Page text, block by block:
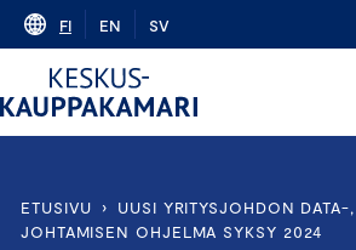
Skip
content
FI EN SV
ETUSIVU ›
UUSI YRITYSJOHDON
JOHTAMISEN OHJELMA SYKSY 2024